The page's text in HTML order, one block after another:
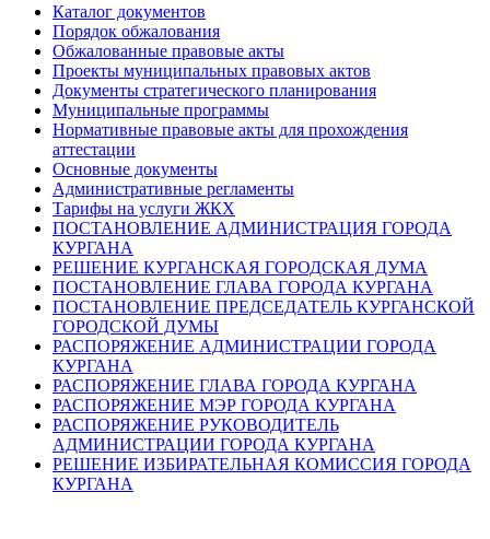
Каталог документов
Порядок обжалования
Обжалованные правовые акты
Проекты муниципальных правовых актов
Документы стратегического планирования
Муниципальные программы
Нормативные правовые акты для прохождения
аттестации
Основные документы
Административные регламенты
Тарифы на услуги ЖКХ
ПОСТАНОВЛЕНИЕ АДМИНИСТРАЦИЯ ГОРОДА
КУРГАНА
РЕШЕНИЕ КУРГАНСКАЯ ГОРОДСКАЯ ДУМА
ПОСТАНОВЛЕНИЕ ГЛАВА ГОРОДА КУРГАНА
ПОСТАНОВЛЕНИЕ ПРЕДСЕДАТЕЛЬ КУРГАНСКОЙ
ГОРОДСКОЙ ДУМЫ
РАСПОРЯЖЕНИЕ АДМИНИСТРАЦИИ ГОРОДА
КУРГАНА
РАСПОРЯЖЕНИЕ ГЛАВА ГОРОДА КУРГАНА
РАСПОРЯЖЕНИЕ МЭР ГОРОДА КУРГАНА
РАСПОРЯЖЕНИЕ РУКОВОДИТЕЛЬ
АДМИНИСТРАЦИИ ГОРОДА КУРГАНА
РЕШЕНИЕ ИЗБИРАТЕЛЬНАЯ КОМИССИЯ ГОРОДА
КУРГАНА